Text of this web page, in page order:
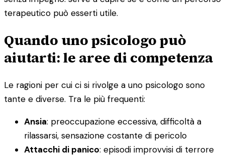
terapeutico può esserti utile.
Quando uno psicologo può
aiutarti: le aree di competenza
Le ragioni per cui ci si rivolge a uno psicologo sono
tante e diverse. Tra le più frequenti:
Ansia: preoccupazione eccessiva, difficoltà a
rilassarsi, sensazione costante di pericolo
Attacchi di panico: episodi improvvisi di terrore